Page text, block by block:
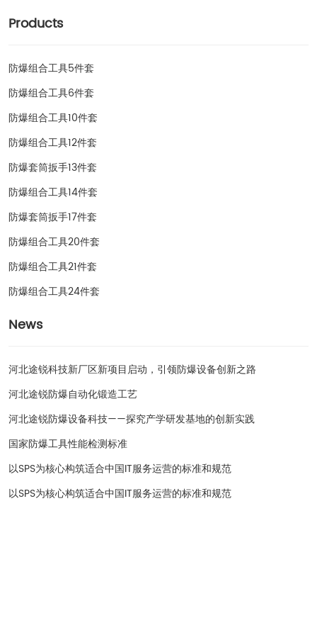
Products
防爆组合工具5件套
防爆组合工具6件套
防爆组合工具10件套
防爆组合工具12件套
防爆套筒扳手13件套
防爆组合工具14件套
防爆套筒扳手17件套
防爆组合工具20件套
防爆组合工具21件套
防爆组合工具24件套
News
河北途锐科技新厂区新项目启动，引领防爆设备创新之路
河北途锐防爆自动化锻造工艺
河北途锐防爆设备科技——探究产学研发基地的创新实践
国家防爆工具性能检测标准
以SPS为核心构筑适合中国IT服务运营的标准和规范
以SPS为核心构筑适合中国IT服务运营的标准和规范